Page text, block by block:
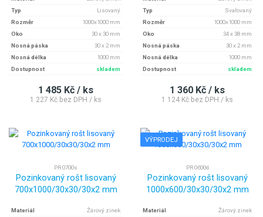
Typ
Lisovaný
Rozměr
1000x1000 mm
Oko
30 x 30 mm
Nosná páska
30 x 2 mm
Nosná délka
1000 mm
Dostupnost
skladem
1 485 Kč / ks
1 227 Kč bez DPH / ks
Typ
Svařovaný
Rozměr
1000x1000 mm
Oko
34 x 38 mm
Nosná páska
30 x 2 mm
Nosná délka
1000 mm
Dostupnost
skladem
1 360 Kč / ks
1 124 Kč bez DPH / ks
PR 0700s
Pozinkovaný rošt lisovaný
700x1000/30x30/30x2 mm
Materiál
Žárový zinek
VÝPRODEJ
PR 0600d
Pozinkovaný rošt lisovaný
1000x600/30x30/30x2 mm
Materiál
Žárový zinek